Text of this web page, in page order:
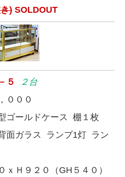
) SOLDOUT
５
２台
０００
ゴールドケース 棚１枚
ガラス ランプ1灯 ラン
ｘＨ９２０（GH５４０）